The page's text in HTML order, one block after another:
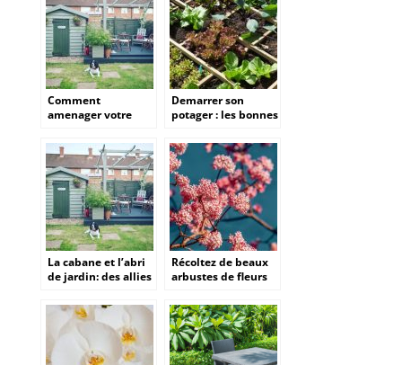
Comment
amenager votre
du printemps
Demarrer son
potager : les bonnes
premiers legumes
maison
La cabane et l’abri
de jardin: des allies
de son jardin un
endroit cosy et
fonctionnel?
Récoltez de beaux
arbustes de fleurs
bouquet